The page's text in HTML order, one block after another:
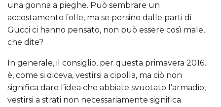
una gonna a pieghe. Può sembrare un
accostamento folle, ma se persino dalle parti di
Gucci ci hanno pensato, non può essere così male,
che dite?
In generale, il consiglio, per questa primavera 2016,
è, come si diceva, vestirsi a cipolla, ma ciò non
significa dare l’idea che abbiate svuotato l’armadio,
vestirsi a strati non necessariamente significa